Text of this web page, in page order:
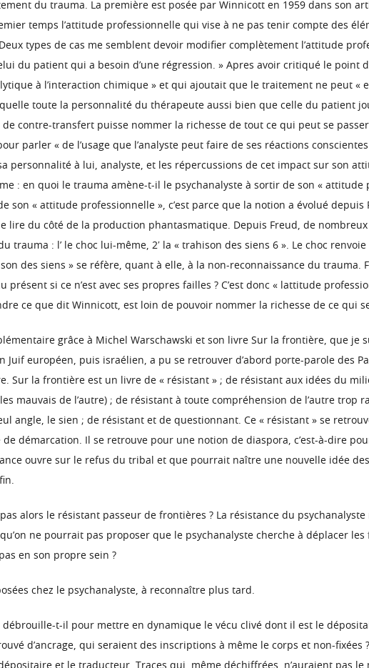
du trauma. La première est posée par Winnicott en 1959 dans son
temps l’attitude professionnelle qui vise à ne pas tenir compte des
types de cas me semblent devoir modifier complètement l’attitude
du patient qui a besoin d’une régression. » Apres avoir critiqué le
à l’interaction chimique » et qui ajoutait que le traitement ne peut
toute la personnalité du thérapeute aussi bien que celle du patient
contre-transfert puisse nommer la richesse de tout ce qui peut se
parler « de l’usage que l’analyste peut faire de ses réactions
personnalité à lui, analyste, et les répercussions de cet impact sur son
: en quoi le trauma amène-t-il le psychanalyste à sortir de son « attitude
son « attitude professionnelle », c’est parce que la notion a évolué
le lire du côté de la production phantasmatique. Depuis Freud, de
trauma : l’ le choc lui-même, 2′ la « trahison des siens 6 ». Le choc
des siens » se réfère, quant à elle, à la non-reconnaissance du
présent si ce n’est avec ses propres failles ? C’est donc « lattitude
ce que dit Winnicott, est loin de pouvoir nommer la richesse de ce qui
grâce à Michel Warschawski et son livre Sur la frontière, que je
Juif européen, puis israélien, a pu se retrouver d’abord porte-parole des
Sur la frontière est un livre de « résistant » ; de résistant aux idées du
mauvais de l’autre) ; de résistant à toute compréhension de l’autre
angle, le sien ; de résistant et de questionnant. Ce « résistant » se
démarcation. Il se retrouve pour une notion de diaspora, c’est-à-dire
ouvre sur le refus du tribal et que pourrait naître une nouvelle idée
alors le résistant passeur de frontières ? La résistance du
ne pourrait pas proposer que le psychanalyste cherche à déplacer
en son propre sein ?
chez le psychanalyste, à reconnaître plus tard.
débrouille-t-il pour mettre en dynamique le vécu clivé dont il est le
d’ancrage, qui seraient des inscriptions à même le corps et non-
et le traducteur. Traces qui, même déchiffrées, n’auraient pas